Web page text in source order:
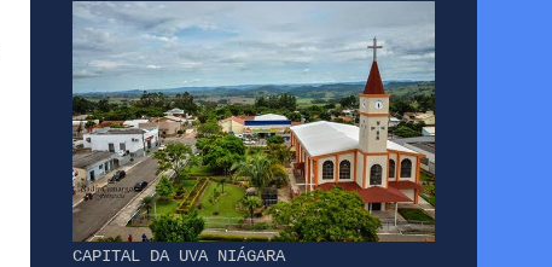
CAPITAL DA UVA NIÁGARA